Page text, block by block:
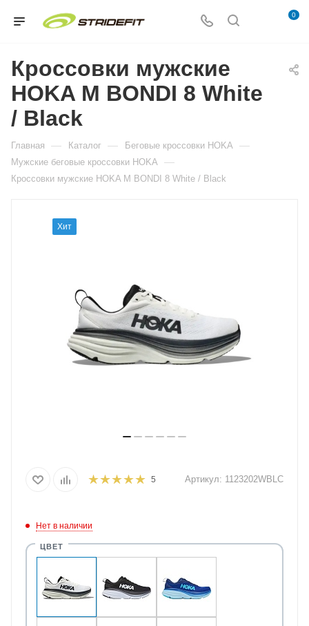
0
Кроссовки мужские
HOKA M BONDI 8 White
/ Black
Главная — Каталог — Беговые кроссовки HOKA —
Мужские беговые кроссовки HOKA —
Кроссовки мужские HOKA M BONDI 8 White / Black
Хит
5 Артикул: 1123202WBLC
Нет в наличии